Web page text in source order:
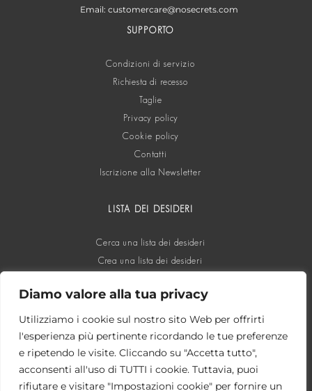
Diamo valore alla tua privacy
Utilizziamo i cookie sul nostro sito Web per offrirti
l'esperienza più pertinente ricordando le tue preferenze
e ripetendo le visite. Cliccando su "Accetta tutto",
acconsenti all'uso di TUTTI i cookie. Tuttavia, puoi
rifiutare e visitare "Impostazioni cookie" per fornire un
Email: customercare@nosecrets.com
SUPPORTO
Condizioni di servizio
Richiesta di recesso
Taglie
Privacy policy
Cookie policy
Contatti
Iscrizione alla Newsletter
LISTA DEI DESIDERI
Cerca una lista dei desideri
Crea una lista dei desideri
SOCIAL